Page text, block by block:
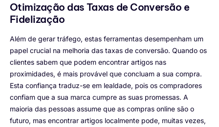
Otimização das Taxas de Conversão e
Fidelização
Além de gerar tráfego, estas ferramentas desempenham um
papel crucial na melhoria das taxas de conversão. Quando os
clientes sabem que podem encontrar artigos nas
proximidades, é mais provável que concluam a sua compra.
Esta confiança traduz-se em lealdade, pois os compradores
confiam que a sua marca cumpre as suas promessas. A
maioria das pessoas assume que as compras online são o
futuro, mas encontrar artigos localmente pode, muitas vezes,